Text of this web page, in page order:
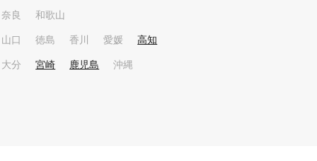
奈良 和歌山
山口 徳島 香川 愛媛 高知
大分 宮崎 鹿児島 沖縄